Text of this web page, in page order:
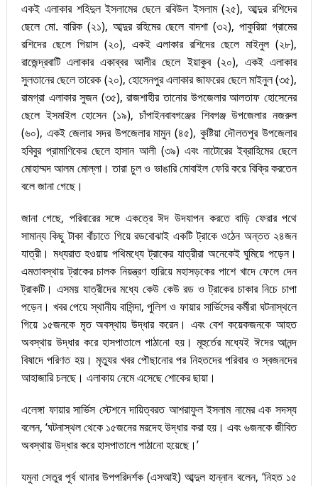
একই এলাকার শহিদুল ইসলামের ছেলে রবিউল ইসলাম (২৫), আব্দুর রশিদের
ছেলে মো. বারিক (২১), আব্দুর রহিমের ছেলে বাদশা (৩২), পাকুরিয়া গ্রামের
রশিদের ছেলে গিয়াস (২০), একই এলাকার রশিদের ছেলে মাইনুল (২৮),
রাজেন্দ্রবাটি এলাকার একাব্বর আলীর ছেলে ইয়াকুব (২০), একই এলাকার
সুলতানের ছেলে তারেক (২০), হোসেনপুর এলাকার জাফরের ছেলে মাইনুল (৩৫),
রামগ্রা এলাকার সুজন (৩৫), রাজশাহীর তানোর উপজেলার আলতাফ হোসেনের
ছেলে ইসমাইল হোসেন (১৯), চাঁপাইনবাবগঞ্জের শিবগঞ্জ উপজেলার নজরুল
(৬০), একই জেলার সদর উপজেলার মামুন (৪৫), কুষ্টিয়া দৌলতপুর উপজেলার
হবিবুর প্রামাণিকের ছেলে হাসান আলী (৩৯) এবং নাটোরের ইব্রাহিমের ছেলে
মোহাম্মদ আলম মোল্লা। তারা চুল ও ভাঙারি মোবাইল ফেরি করে বিক্রি করতেন
বলে জানা গেছে।
জানা গেছে, পরিবারের সঙ্গে একত্রে ঈদ উদযাপন করতে বাড়ি ফেরার পথে
সামান্য কিছু টাকা বাঁচাতে গিয়ে রডবোঝাই একটি ট্রাকে ওঠেন অন্তত ২৪জন
যাত্রী। মধ্যরাত হওয়ায় পথিমধ্যে ট্রাকের যাত্রীরা অনেকেই ঘুমিয়ে পড়েন।
এমতাবস্থায় ট্রাকের চালক নিয়ন্ত্রণ হারিয়ে মহাসড়কের পাশে খাদে ফেলে দেন
ট্রাকটি। এসময় যাত্রীদের মধ্যে কেউ কেউ রড ও ট্রাকের চাকার নিচে চাপা
পড়েন। খবর পেয়ে স্থানীয় বাসিন্দা, পুলিশ ও ফায়ার সার্ভিসের কর্মীরা ঘটনাস্থলে
গিয়ে ১৫জনকে মৃত অবস্থায় উদ্ধার করেন। এবং বেশ কয়েকজনকে আহত
অবস্থায় উদ্ধার করে হাসপাতালে পাঠানো হয়। মূহুর্তের মধ্যেই ঈদের আনন্দ
বিষাদে পরিণত হয়। মৃত্যুর খবর পৌছানোর পর নিহতদের পরিবার ও স্বজনদের
আহাজারি চলছে। এলাকায় নেমে এসেছে শোকের ছায়া।
এলেঙ্গা ফায়ার সার্ভিস স্টেশনে দায়িত্বরত আশরাফুল ইসলাম নামের এক সদস্য
বলেন, ‘ঘটনাস্থল থেকে ১৫জনের মরদেহ উদ্ধার করা হয়। এবং ৬জনকে জীবিত
অবস্থায় উদ্ধার করে হাসপাতালে পাঠানো হয়েছে।’
যমুনা সেতুর পূর্ব থানার উপপরিদর্শক (এসআই) আব্দুল হান্নান বলেন, ‘নিহত ১৫